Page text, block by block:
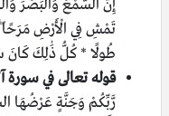
إِنَّ السَّمْعَ وَالْبَصَرَ
تَمْشِ فِي الْأَرْضِ مَرَحًا
طُولًا * كُلُّ ذَٰلِكَ كَانَ
قوله تعالى في سورة
رَّبِّكُمْ وَجَنَّةٍ عَرْضُهَا